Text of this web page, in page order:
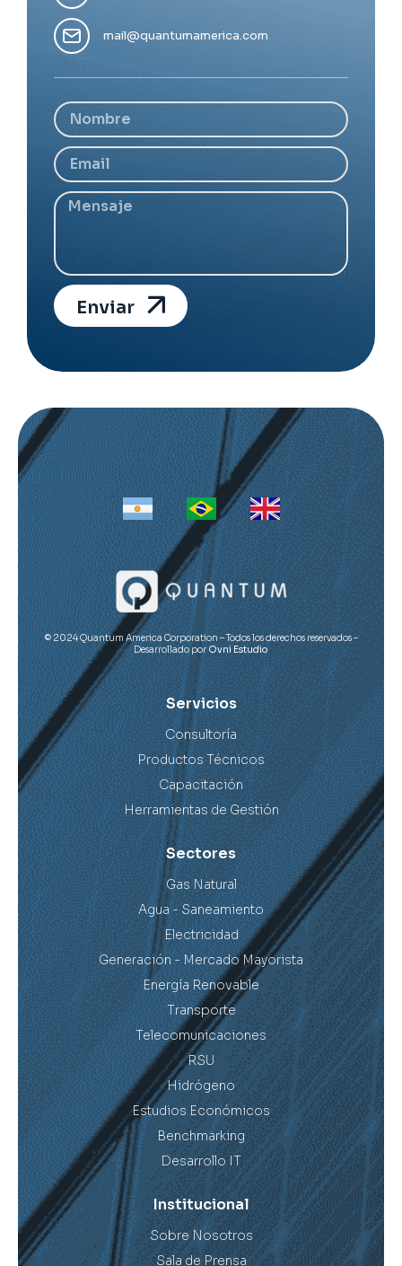
mail@quantumamerica.com
Enviar
© 2024 Quantum America Corporation – Todos los derechos reservados –
Desarrollado porOvni Estudio
Servicios
Consultoría
Productos Técnicos
Capacitación
Herramientas de Gestión
Sectores
Gas Natural
Agua - Saneamiento
Electricidad
Generación - Mercado Mayorista
Energía Renovable
Transporte
Telecomunicaciones
RSU
Hidrógeno
Estudios Económicos
Benchmarking
Desarrollo IT
Institucional
Sobre Nosotros
Sala de Prensa